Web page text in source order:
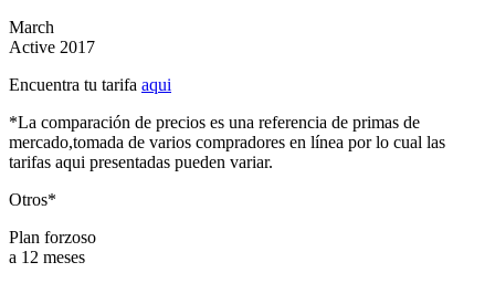
March
Active 2017
Encuentra tu tarifa aqui
*La comparación de precios es una referencia de primas de
mercado,tomada de varios compradores en línea por lo cual las
tarifas aqui presentadas pueden variar.
Otros*
Plan forzoso
a 12 meses